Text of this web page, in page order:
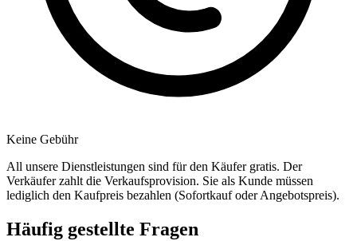
Keine Gebühr
All unsere Dienstleistungen sind für den Käufer gratis. Der
Verkäufer zahlt die Verkaufsprovision. Sie als Kunde müssen
lediglich den Kaufpreis bezahlen (Sofortkauf oder Angebotspreis).
Häufig gestellte Fragen